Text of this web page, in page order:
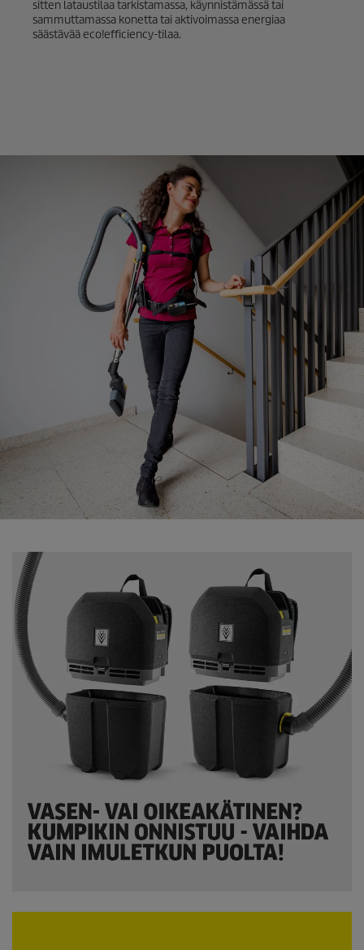
sitten lataustilaa tarkistamassa, käynnistämässä tai
sammuttamassa konetta tai aktivoimassa energiaa
säästävää eco!efficiency-tilaa.